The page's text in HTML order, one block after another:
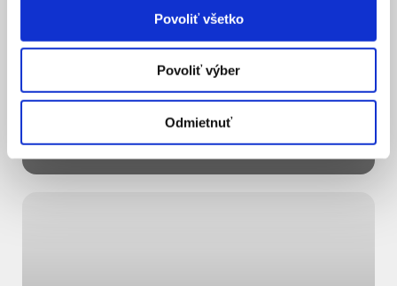
Povoliť všetko
Povoliť výber
Odmietnuť
SERVIS